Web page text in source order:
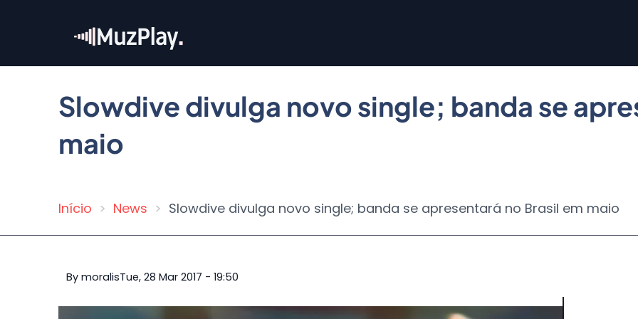
content
Slowdive divulga novo single; banda se
maio
Breadcrumb
Início News Slowdive divulga novo single; banda se apresentará no Brasil em maio
By moralisTue, 28 Mar 2017 - 19:50